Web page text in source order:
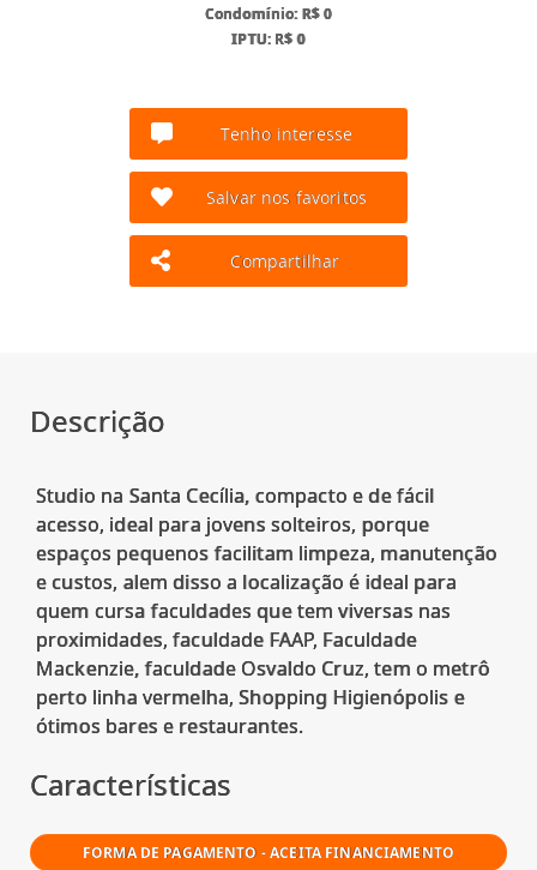
Condomínio: R$ 0
IPTU: R$ 0
Tenho interesse
Salvar nos favoritos
Compartilhar
Descrição
Studio na Santa Cecília, compacto e de fácil
acesso, ideal para jovens solteiros, porque
espaços pequenos facilitam limpeza, manutenção
e custos, alem disso a localização é ideal para
quem cursa faculdades que tem viversas nas
proximidades, faculdade FAAP, Faculdade
Mackenzie, faculdade Osvaldo Cruz, tem o metrô
perto linha vermelha, Shopping Higienópolis e
Características
FORMA DE PAGAMENTO - ACEITA FINANCIAMENTO